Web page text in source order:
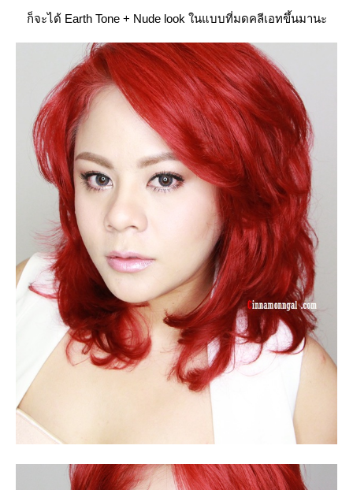
ก็จะได้ Earth Tone + Nude look ในแบบที่มดคลีเอทขึ้นมานะ